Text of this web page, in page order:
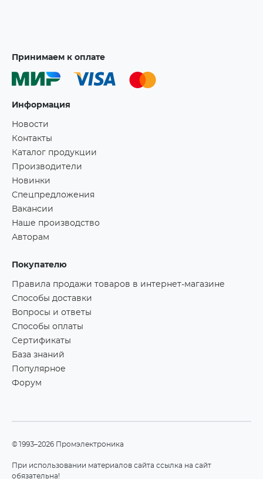
Принимаем к оплате
Информация
Новости
Контакты
Каталог продукции
Производители
Новинки
Спецпредложения
Вакансии
Наше производство
Авторам
Покупателю
Правила продажи товаров в интернет-магазине
Способы доставки
Вопросы и ответы
Способы оплаты
Сертификаты
База знаний
Популярное
Форум
©1993–2026 Промэлектроника
При использовании материалов сайта ссылка на сайт
обязательна!